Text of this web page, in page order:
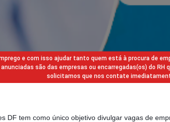
e com isso ajudar tanto quem está à procura de
são das empresas ou encarregadas(os) do
solicitamos que nos contate
DF tem como único objetivo divulgar vagas de